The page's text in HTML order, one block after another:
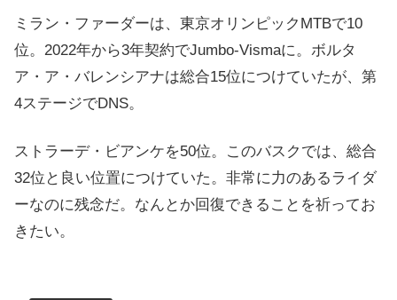
ミラン・ファーダーは、東京オリンピックMTBで10
位。2022年から3年契約でJumbo-Vismaに。ボルタ
ア・ア・バレンシアナは総合15位につけていたが、第
4ステージでDNS。
ストラーデ・ビアンケを50位。このバスクでは、総合
32位と良い位置につけていた。非常に力のあるライダ
ーなのに残念だ。なんとか回復できることを祈ってお
きたい。